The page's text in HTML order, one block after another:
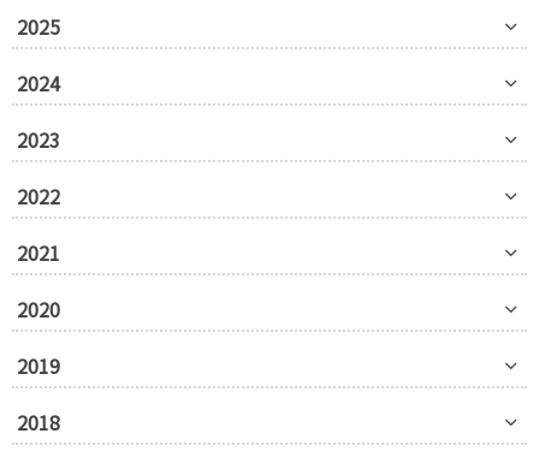
2025
2024
2023
2022
2021
2020
2019
2018